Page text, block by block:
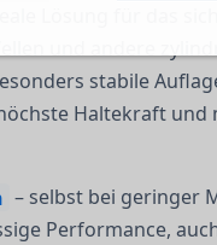
und andere
stabile
Haltekraft und
– selbst bei geringer
Performance,